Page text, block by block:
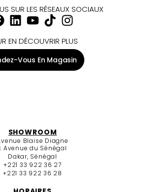
SUR LES RÉSEAUX SOCIAUX
EN DÉCOUVRIR PLUS
Vous En Magasin
SHOWROOM
Blaise Diagne
Avenue du Sénégal
Dakar, Sénégal
+221 33 922 36 27
+221 33 922 36 28